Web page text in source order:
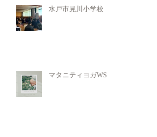
水戸市見川小学校
マタニティヨガWS